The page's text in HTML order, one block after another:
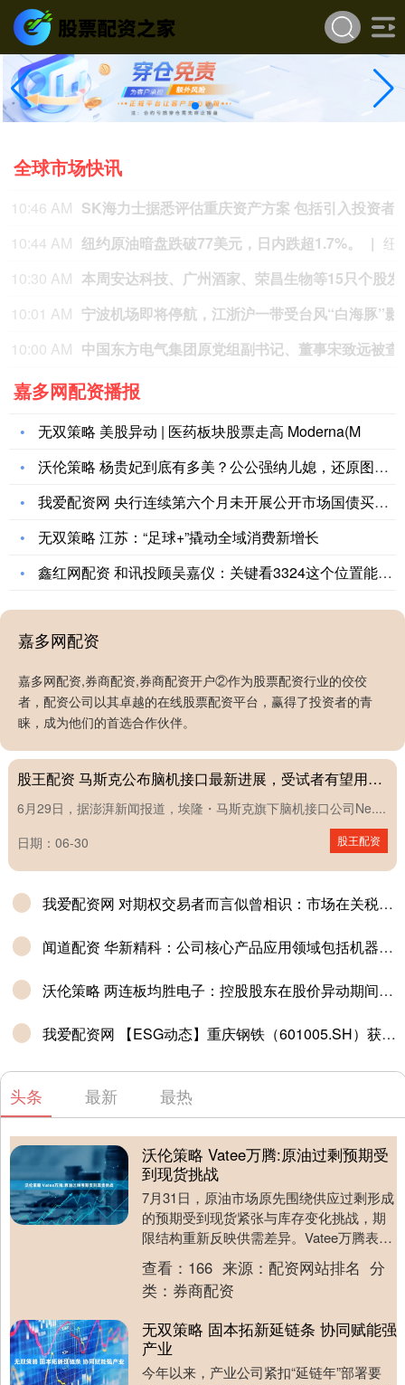
全球市场快讯
10:46 AM SK海力士据悉评估重庆资产方案 包括引入投资者
10:44 AM 纽约原油暗盘跌破77美元，日内跌超1.7%。
10:30 AM
10:01 AM
10:00 AM
嘉多网配资播报
无双策略 美股异动 | 医药板块股票走高 Moderna(M
沃伦策略 杨贵妃到底有多美？公公强纳儿媳，还原图中的容貌令人
我爱配资网 央行连续第六个月未开展公开市场国债买卖操作
无双策略 江苏：“足球+”撬动全域消费新增长
鑫红网配资 和讯投顾吴嘉仪：关键看3324这个位置能否守住，
嘉多网配资
嘉多网配资,券商配资,券商配资开户②作为股票配资行业的佼佼
者，配资公司以其卓越的在线股票配资平台，赢得了投资者的青
睐，成为他们的首选合作伙伴。
沃伦策略 泰国拟向美国做出更多贸易让步 以避免 36% 的关
税
股王配资 马斯克公布脑机接口最新进展，受试者有望用意念操控人形机器人
6月29日，据澎湃新闻报道，埃隆・马斯克旗下脑机接口公司Ne....
日期：06-30
股王配资
我爱配资网 对期权交易者而言似曾相识：市场在关税日临近之际趋于平静
闻道配资 华新精科：公司核心产品应用领域包括机器狗、人形机器人
沃伦策略 两连板均胜电子：控股股东在股价异动期间增持70万股
我爱配资网 【ESG动态】重庆钢铁（601005.SH）获华证指数ESG最新评级BBB，行业排名第68
头条 最新 最热
沃伦策略 Vatee万腾:原油过剩预期受
到现货挑战
7月31日，原油市场原先围绕供应过剩形成
的预期受到现货紧张与库存变化挑战，期
限结构重新反映供需差异。Vatee万腾表
示，最新变化反映市场正在重新评估基本
面与资金....
查看： 166 来源： 配资网站排名 分
类： 券商配资
无双策略 固本拓新延链条 协同赋能强
产业
今年以来，产业公司紧扣“延链年”部署要